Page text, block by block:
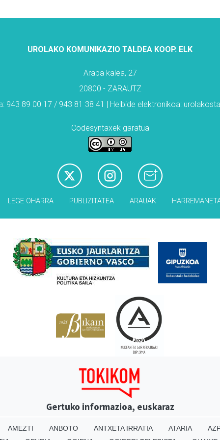
UROLAKO KOMUNIKAZIO TALDEA KOOP. ELK
Araba kalea, 27
20800 - ZARAUTZ
943 89 00 17 / 943 81 38 41 | Helbide elektronikoa:
Codesyntaxek garatua
LEGE OHARRA PUBLIZITATEA ARAUAK
Gertuko informazioa, euskaraz
AMEZTI ANBOTO ANTXETA IRRATIA ATARIA